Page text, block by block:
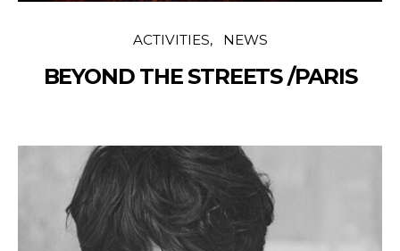
ACTIVITIES NEWS
BEYOND THE STREETS /PARIS